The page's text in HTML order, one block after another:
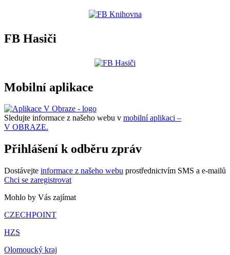
FB Hasiči
Mobilní aplikace
Sledujte informace z našeho webu v mobilní aplikaci –
V OBRAZE.
Přihlášení k odběru zpráv
Dostávejte informace z našeho webu prostřednictvím SMS a e-mailů
Chci se zaregistrovat
Mohlo by Vás zajímat
CZECHPOINT
HZS
Olomoucký kraj